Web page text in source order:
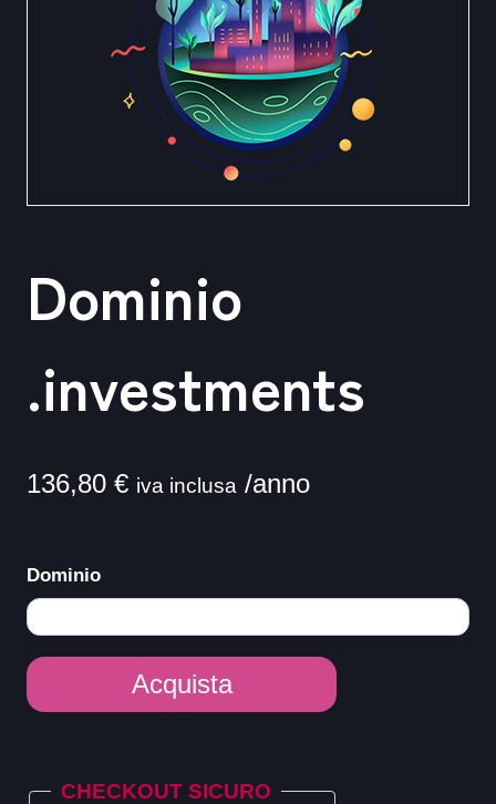
Dominio
.investments
136,80 € iva inclusa /anno
Dominio
Dominio
.investments
Acquista
CHECKOUT SICURO